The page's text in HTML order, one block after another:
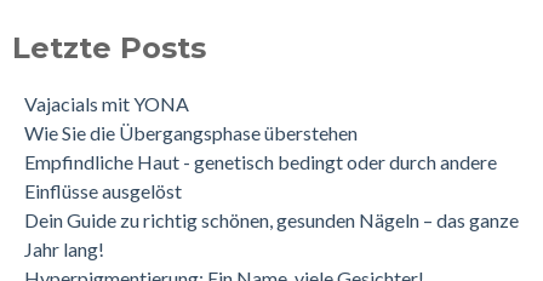
Letzte Posts
Vajacials mit YONA
Wie Sie die Übergangsphase überstehen
Empfindliche Haut - genetisch bedingt oder durch andere
Einflüsse ausgelöst
Dein Guide zu richtig schönen, gesunden Nägeln – das ganze
Jahr lang!